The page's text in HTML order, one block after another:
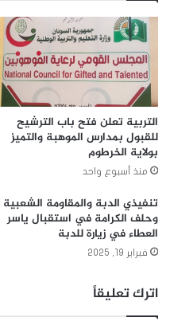
التربية تعلن فتح باب الترشيح
للقبول بمدارس الموهبة والتميز
بولاية الخرطوم
منذ أسبوع واحد
تنفيذي الدبة والمقاومة الشعبية
وحلف الكرامة في استقبال ياسر
العطاء في زيارة للدبة
فبراير 19, 2025
اترك تعليقاً